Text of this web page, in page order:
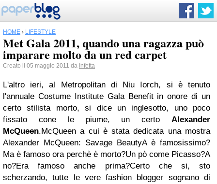
HOME › LIFESTYLE
Met Gala 2011, quando una ragazza può
imparare molto da un red carpet
Creato il 05 maggio 2011 da Infetta
L'altro ieri, al Metropolitan di Niu Iorch, si è tenuto
l'annuale Costume Institute Gala Benefit in onore di un
certo stilista morto, si dice un inglesotto, uno poco
fissato cone le piume, un certo Alexander
McQueen.McQueen a cui è stata dedicata una mostra
Alexander McQueen: Savage BeautyA è famosissimo?
Ma è famoso ora perchè è morto?Un pò come Picasso?A
no?Era famoso anche prima?Certo che si, sto
scherzando, tutte le vere fashion blogger sognano di